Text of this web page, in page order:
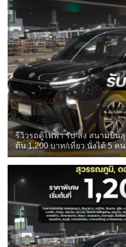
รีวิวรถตู้ไฟฟ้า รับ-ส่ง สนามบิน
ต้น 1,200 บาท/เที่ยว นั่งได้ 5 ค